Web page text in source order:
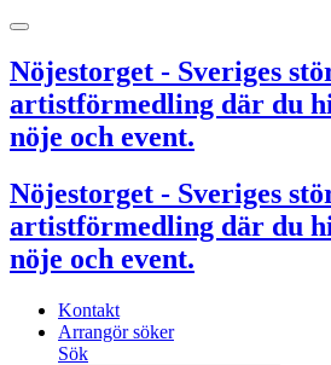
Nöjestorget - Sveriges
artistförmedling där du
nöje och event.
Nöjestorget - Sveriges
artistförmedling där du
nöje och event.
Kontakt
Arrangör söker
Sök